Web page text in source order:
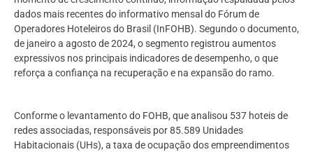
dados mais recentes do informativo mensal do Fórum de
Operadores Hoteleiros do Brasil (InFOHB). Segundo o documento,
de janeiro a agosto de 2024, o segmento registrou aumentos
expressivos nos principais indicadores de desempenho, o que
reforça a confiança na recuperação e na expansão do ramo.
Conforme o levantamento do FOHB, que analisou 537 hoteis de
redes associadas, responsáveis por 85.589 Unidades
Habitacionais (UHs), a taxa de ocupação dos empreendimentos